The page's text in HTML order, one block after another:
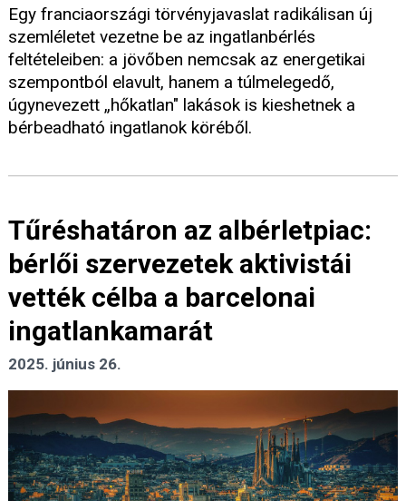
Egy franciaországi törvényjavaslat radikálisan új
szemléletet vezetne be az ingatlanbérlés
feltételeiben: a jövőben nemcsak az energetikai
szempontból elavult, hanem a túlmelegedő,
úgynevezett „hőkatlan" lakások is kieshetnek a
bérbeadható ingatlanok köréből.
Tűréshatáron az albérletpiac:
bérlői szervezetek aktivistái
vették célba a barcelonai
ingatlankamarát
2025. június 26.